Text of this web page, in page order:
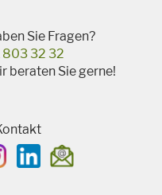
Sie Fragen?
803 32 32
beraten Sie gerne!